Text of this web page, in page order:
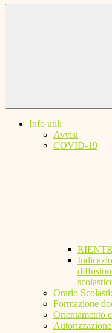
Info utili
Avvisi
COVID-19
Orario
Formazione
Orientamento